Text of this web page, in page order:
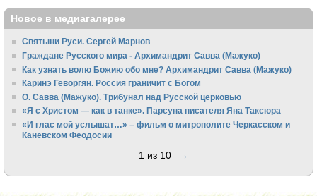
Новое в медиагалерее
Святыни Руси. Сергей Марнов
Граждане Русского мира - Архимандрит Савва (Мажуко)
Как узнать волю Божию обо мне? Архимандрит Савва (Мажуко)
Каринэ Геворгян. Россия граничит с Богом
О. Савва (Мажуко). Трибунал над Русской церковью
«Я с Христом — как в танке». Парсуна писателя Яна Таксюра
«И глас мой услышат…» – фильм о митрополите Черкасском и
Каневском Феодосии
1 из 10 →